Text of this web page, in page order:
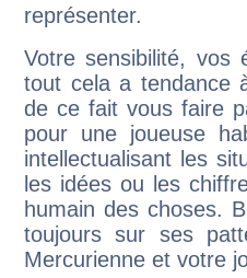
représenter.
Votre sensibilité,
tout cela a tendance
de ce fait vous faire
pour une joueuse
intellectualisant les
les idées ou les
humain des choses.
toujours sur ses
Mercurienne et votre